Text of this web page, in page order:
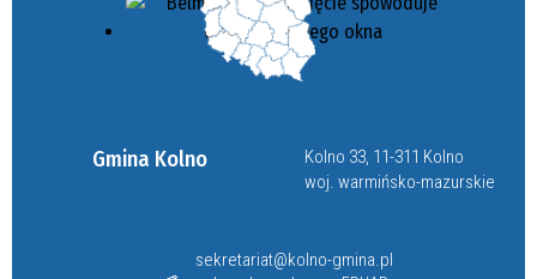
Gmina Kolno
Kolno 33, 11-311 Kolno
woj. warmińsko-mazurskie
sekretariat@kolno-gmina.pl